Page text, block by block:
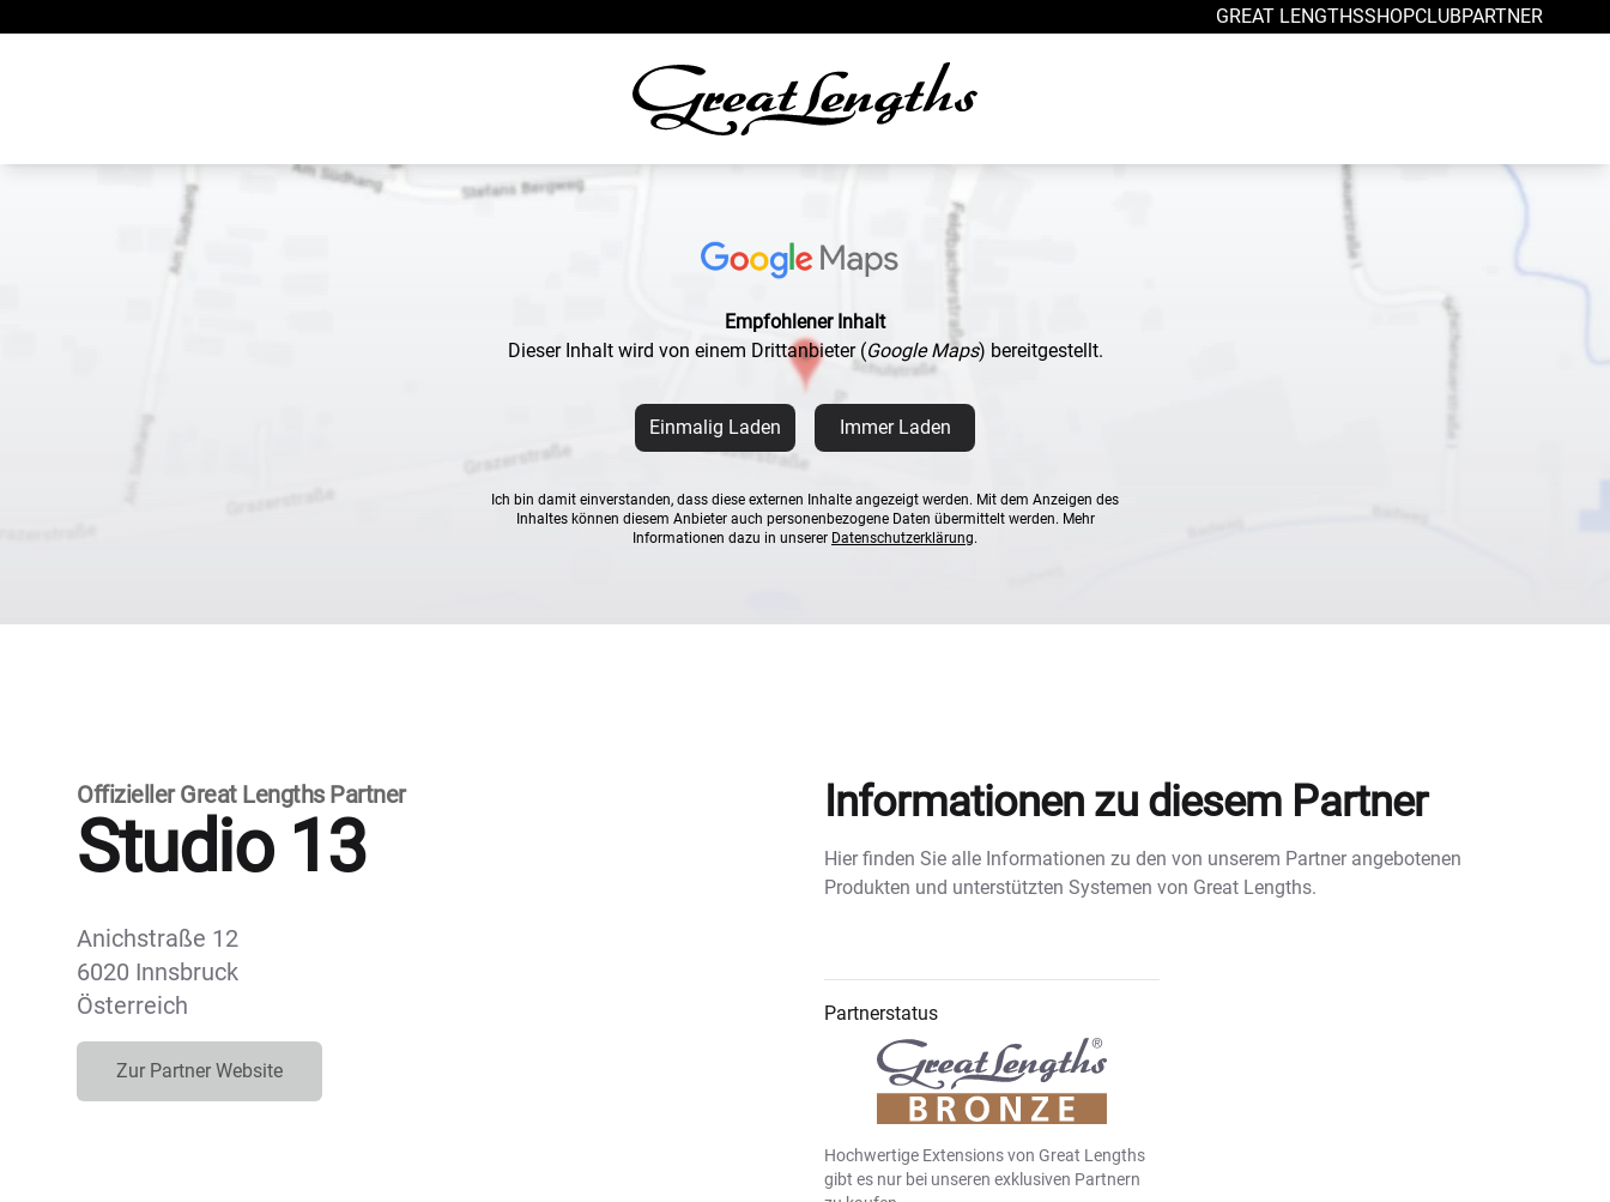
GREAT LENGTHSSHOPCLUBPARTNER
Empfohlener Inhalt
Dieser Inhalt wird von einem Drittanbieter (Google Maps) bereitgestellt.
Einmalig Laden Immer Laden
Ich bin damit einverstanden, dass diese externen Inhalte angezeigt werden. Mit dem Anzeigen des
Inhaltes können diesem Anbieter auch personenbezogene Daten übermittelt werden. Mehr
Informationen dazu in unserer Datenschutzerklärung.
Offizieller Great Lengths Partner
Studio 13
Anichstraße 12
6020 Innsbruck
Österreich
Zur Partner Website
Informationen zu diesem Partner
Hier finden Sie alle Informationen zu den von unserem Partner angebotenen
Produkten und unterstützten Systemen von Great Lengths.
Partnerstatus
Hochwertige Extensions von Great Lengths
gibt es nur bei unseren exklusiven Partnern